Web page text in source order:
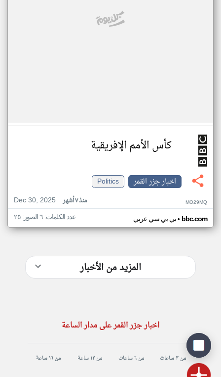
كأس الأمم الإفريقية
اخبار جزر القمر
Politics
Dec 30, 2025
منذ ٧ أشهر MO29MQ
بي بي سي عربي• bbc.com عدد الكلمات: ٦ الصور: ٢٥
المزيد من الأخبار
اخبار جزر القمر على مدار الساعة
من ٣ ساعات من ٦ ساعات من ١٢ ساعة من ١٦ ساعة